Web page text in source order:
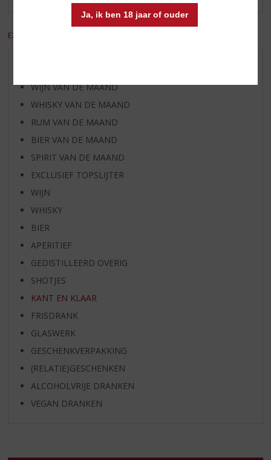
Ja, ik ben 18 jaar of ouder
EXCL. BTW
WIJN VAN DE MAAND
WHISKY VAN DE MAAND
RUM VAN DE MAAND
BIER VAN DE MAAND
SPIRIT VAN DE MAAND
EXCLUSIEF TOPSLIJTER
WIJN
WHISKY
BIER
APERITIEF
GEDISTILLEERD OVERIG
SHOTJES
KANT EN KLAAR
FRISDRANK
GLASWERK
GESCHENKVERPAKKING
(RELATIE)GESCHENKEN
ALCOHOLVRIJE DRANKEN
VEGAN DRANKEN